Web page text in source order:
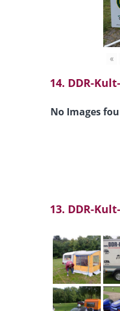
«
14. DDR-
No Images
13. DDR-